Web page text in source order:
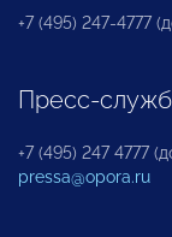
+7 (495) 247-4777
Пресс-
+7 (495) 247 4777
pressa@opora.ru